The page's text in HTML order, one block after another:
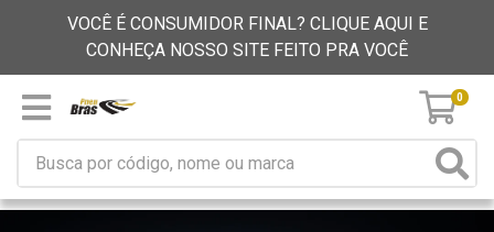
VOCÊ É CONSUMIDOR FINAL? CLIQUE AQUI E
CONHEÇA NOSSO SITE FEITO PRA VOCÊ
0